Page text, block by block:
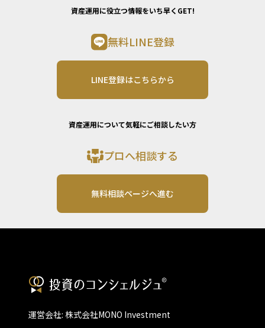
資産運用に役立つ情報をいち早くGET!
無料LINE登録
LINE登録はこちらから
資産運用について気軽にご相談したい方
プロへ相談する
無料相談ページへ進む
運営会社: 株式会社MONO Investment